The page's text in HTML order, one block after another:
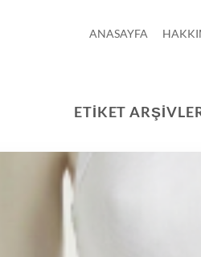
ANASAYFA
ETIKET